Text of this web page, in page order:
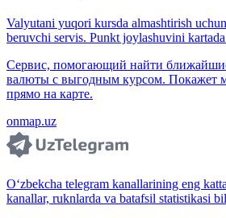
Valyutani yuqori kursda almashtirish
beruvchi servis. Punkt joylashuvini kartada
Сервис, помогающий найти
валюты с выгодным курсом. Покажет
прямо на карте.
onmap.uz
O‘zbekcha telegram kanallarining eng
kanallar, ruknlarda va batafsil statistikasi